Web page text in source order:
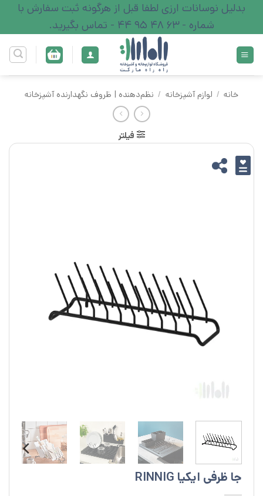
content
بدلیل نوسانات ارزی لطفا قبل از هرگونه ثبت سفارش با
شماره - 63 48 95 44 - تماس بگیرید.
خانه / لوازم آشپزخانه / نظم‌دهنده | ظروف نگهدارنده آشپزخانه
فیلتر
جا ظرفی ایکیا RINNIG